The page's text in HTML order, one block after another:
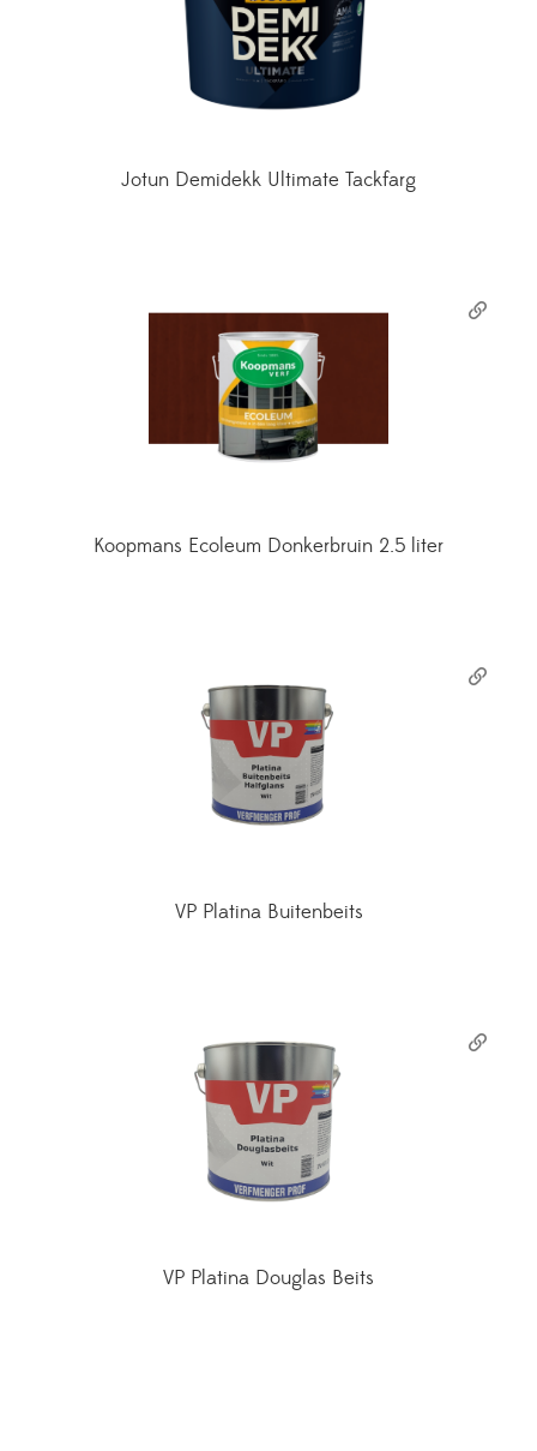
Jotun Demidekk Ultimate Tackfarg
Koopmans Ecoleum Donkerbruin 2.5 liter
VP Platina Buitenbeits
VP Platina Douglas Beits